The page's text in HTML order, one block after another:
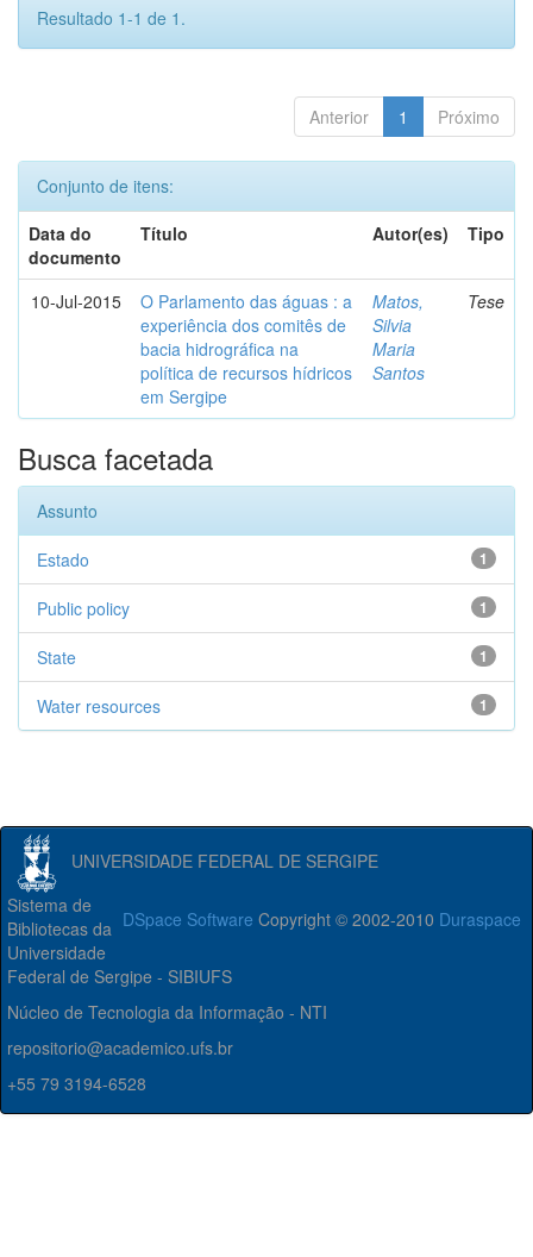
Resultado 1-1 de 1.
Anterior 1 Próximo
Conjunto de itens:
Data do
documento
Título Autor(es) Tipo
10-Jul-2015
O Parlamento das águas : a
experiência dos comitês de
bacia hidrográfica na
política de recursos hídricos
em Sergipe
Matos,
Silvia
Maria
Santos
Tese
Busca facetada
Assunto
1
Estado
1
Public policy
1
State
1
Water resources
UNIVERSIDADE FEDERAL DE SERGIPE
DSpace Software Copyright © 2002-2010 Duraspace
Sistema de
Bibliotecas da
Universidade
Federal de Sergipe - SIBIUFS
Núcleo de Tecnologia da Informação - NTI
repositorio@academico.ufs.br
+55 79 3194-6528